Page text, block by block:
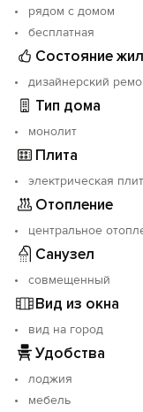
домашними
рядом с домом
бесплатная
Состояние
дизайнерский
Тип дома
монолит
Плита
электрическая
Отопление
центральное
Санузел
совмещенный
Вид из окна
вид на город
Удобства
лоджия
мебель